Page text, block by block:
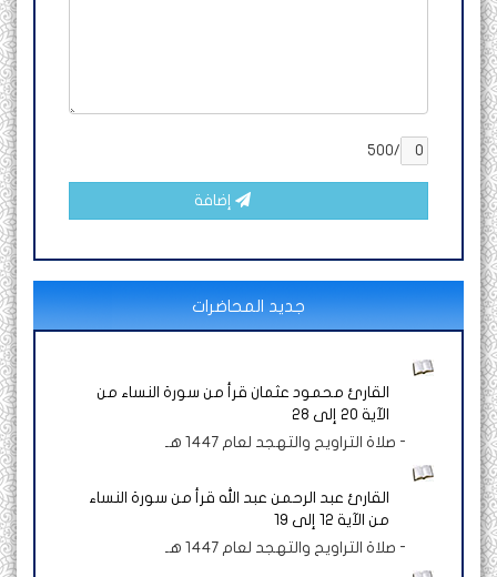
/500
إضافة
جديد المحاضرات
القارئ محمود عثمان قرأ من سورة النساء من
الآية 20 إلى 28
- صلاة التراويح والتهجد لعام 1447 هـ
القارئ عبد الرحمن عبد الله قرأ من سورة النساء
من الآية 12 إلى 19
- صلاة التراويح والتهجد لعام 1447 هـ